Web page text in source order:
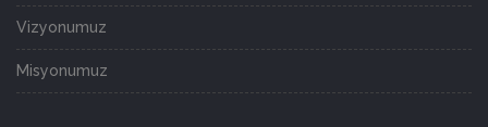
Vizyonumuz
Misyonumuz